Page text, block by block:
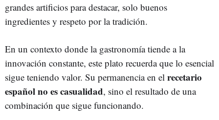
grandes artificios para destacar, solo buenos
ingredientes y respeto por la tradición.
En un contexto donde la gastronomía tiende a la
innovación constante, este plato recuerda que lo esencial
sigue teniendo valor. Su permanencia en el recetario
español no es casualidad, sino el resultado de una
combinación que sigue funcionando.